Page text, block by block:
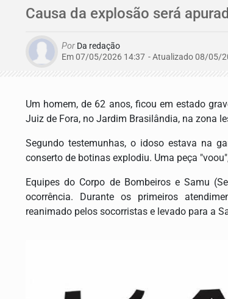
Causa da explosão será
Por Da redação
Em 07/05/2026 14:37 - Atualizado08/05/
Um homem, de 62 anos, ficou em estado
Juiz de Fora, no Jardim Brasilândia, na zona
Segundo testemunhas, o idoso estava na
conserto de botinas explodiu. Uma peça
Equipes do Corpo de Bombeiros e Samu
ocorrência. Durante os primeiros
reanimado pelos socorristas e levado para a